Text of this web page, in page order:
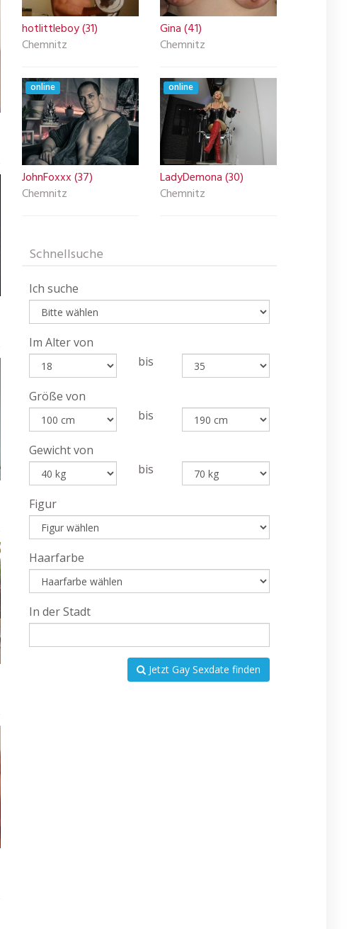
hotlittleboy (31)
Chemnitz
Gina (41)
Chemnitz
online
JohnFoxxx (37)
Chemnitz
online
LadyDemona (30)
Chemnitz
Schnellsuche
Ich suche
Im Alter von
bis
Größe von
bis
Gewicht von
bis
Figur
Haarfarbe
In der Stadt
Jetzt Gay Sexdate finden